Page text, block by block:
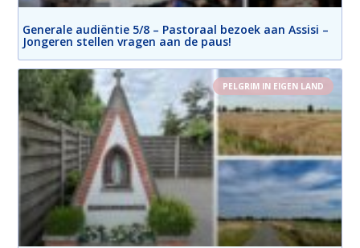
Generale audiëntie 5/8 – Pastoraal bezoek aan Assisi –
Jongeren stellen vragen aan de paus!
PELGRIM IN EIGEN LAND